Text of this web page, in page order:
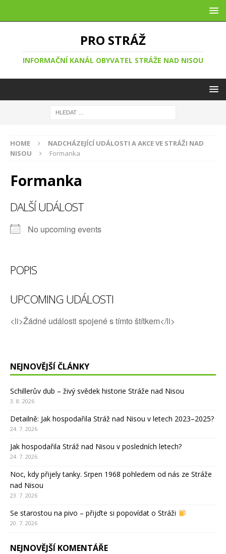
PRO STRÁŽ
INFORMAČNÍ KANÁL OBYVATEL STRÁŽE NAD NISOU
HOME
NADCHÁZEJÍCÍ UDÁLOSTI A AKCE VE STRÁŽI NAD
NISOU
Formanka
Formanka
DALŠÍ UDÁLOST
No upcoming events
POPIS
UPCOMING UDÁLOSTI
<li>Žádné události spojené s tímto štítkem</li>
NEJNOVĚJŠÍ ČLÁNKY
Schillerův dub – živý svědek historie Stráže nad Nisou
3. 8. 2026
Detailně: Jak hospodařila Stráž nad Nisou v letech 2023–2025?
24. 7. 2026
Jak hospodařila Stráž nad Nisou v posledních letech?
24. 7. 2026
Noc, kdy přijely tanky. Srpen 1968 pohledem od nás ze Stráže
nad Nisou
23. 7. 2026
Se starostou na pivo – přijďte si popovídat o Stráži
20. 7. 2026
NEJNOVĚJŠÍ KOMENTÁŘE